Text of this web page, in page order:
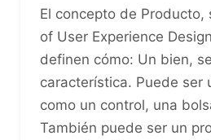
El concepto de Producto,
of User Experience
definen cómo: Un bien,
característica. Puede ser
como un control, una
También puede ser un